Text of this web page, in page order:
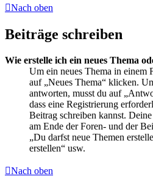
Nach oben
Beiträge schreiben
Wie erstelle ich ein neues Thema
Um ein neues Thema in einem
auf „Neues Thema“ klicken.
antworten, musst du auf
dass eine Registrierung
Beitrag schreiben kannst.
am Ende der Foren- und der
„Du darfst neue Themen
erstellen“ usw.
Nach oben